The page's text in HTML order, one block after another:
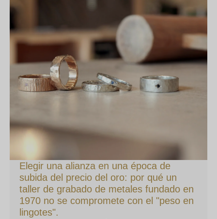
Elegir una alianza en una época de
subida del precio del oro: por qué un
taller de grabado de metales fundado en
1970 no se compromete con el "peso en
lingotes".